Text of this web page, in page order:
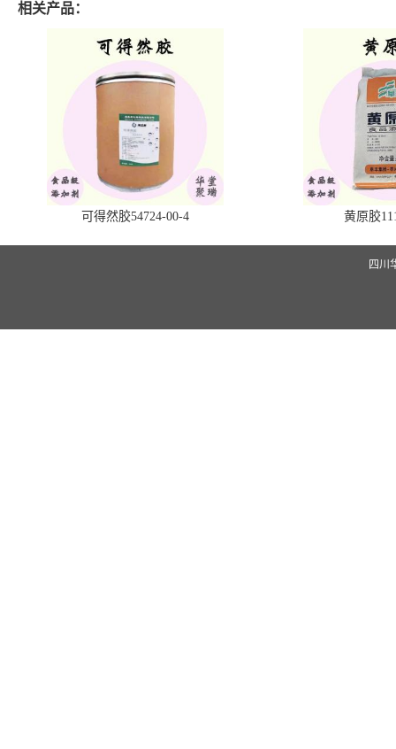
相关产品：
可得然胶54724-00-4 黄原胶
四川